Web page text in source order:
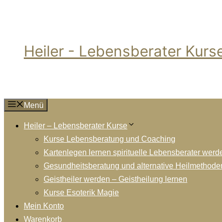
Heiler - Lebensberater
Menü
Heiler – Lebensberater Kurse
Kurse Lebensberatung und Coaching
Kartenlegen lernen spirituelle Lebensberater
Gesundheitsberatung und alternative
Geistheiler werden – Geistheilung lernen
Kurse Esoterik Magie
Mein Konto
Warenkorb